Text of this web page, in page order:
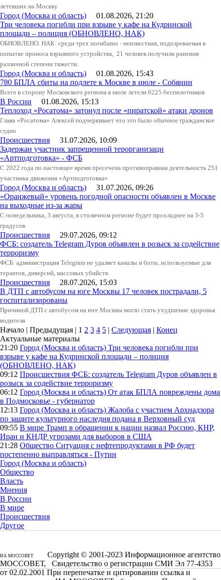
летевших на Москву
Город (Москва и область) 01.08.2026, 21:20
Три человека погибли при взрыве у кафе на Кудринской
площади – полиция (ОБНОВЛЕНО, НАК)
ОБНОВЛЕНО. НАК: среди трех погибших - неизвестная, подозреваемая в
попытке проноса взрывного устройства, 21 человек получили ранения
различной степени тяжести.
Город (Москва и область) 01.08.2026, 15:43
780 БПЛА сбиты на подлете к Москве в июле - Собянин
Всего в сторону Московского региона в июле летели 6225 беспилотников
В России 01.08.2026, 15:13
Теплоход «Росатома» затонул после «пиратской» атаки дронов
Глава «Росатома» Алексей подчеркивает что это было обычное гражданское
судно
Происшествия 31.07.2026, 10:09
Задержан участник запрещенной терорганизаци
«Артподготовка» - ФСБ
С 2022 года по настоящее время пресечена противоправная деятельность 251
участника движения «Артподготовка»
Город (Москва и область) 31.07.2026, 09:26
«Оранжевый» уровень погодной опасности объявлен в Москве
на выходные из-за жары
С понедельника, 3 августа, в столичном регионе будет прохладнее на 3-5
градусов
Происшествия 29.07.2026, 09:12
ФСБ: создатель Telegram Дуров объявлен в розыск за содействие
терроризму
ФСБ: администрация Telegram не удаляет каналы и боты, используемые для
терактов, диверсий, массовых убийств.
Происшествия 28.07.2026, 15:03
В ДТП с автобусом на юге Москвы 17 человек пострадали, 5
госпитализированы
Причиной ДТП с автобусом на юге Москвы могло стать ухудшение здоровья
водителя
Начало | Предыдущая | 1 2 3 4 5 | Следующая | Конец
Актуальные материалы
21:20 Город (Москва и область) Три человека погибли при
взрыве у кафе на Кудринской площади – полиция
(ОБНОВЛЕНО, НАК)
09:12 Происшествия ФСБ: создатель Telegram Дуров объявлен в
розыск за содействие терроризму
06:12 Город (Москва и область) От атак БПЛА повреждены дома
в Подмосковье - губернатор
12:13 Город (Москва и область) Жалоба с участием Архнадзора
по защите культурного наследия подана в Верховный суд
09:55 В мире Трамп в обращении к нации назвал Россию, КНР,
Иран и КНДР угрозами для выборов в США
21:28 Общество Ситуация с нефтепродуктами в РФ будет
постепенно выправляться - Путин
Город (Москва и область)
Общество
Власть
Мнения
В России
В мире
Происшествия
Другое
ИА МОССОВЕТ
Copyright © 2001-2023 Информационное агентство
МОССОВЕТ, Свидетельство о регистрации СМИ Эл 77-4353
от 02.02.2001 При перепечатке и цитировании ссылка и